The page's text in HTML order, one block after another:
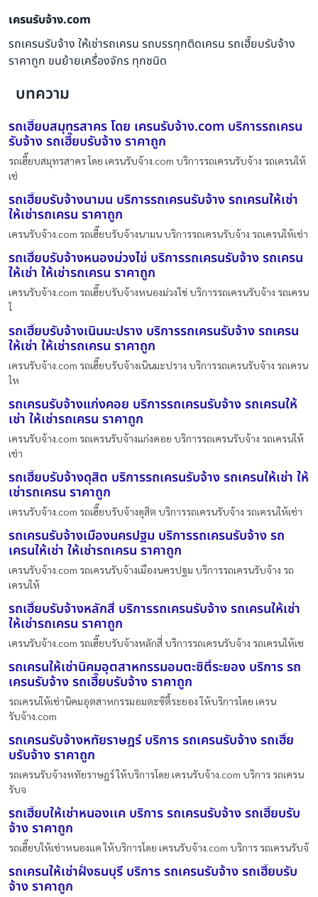
เครนรับจ้าง.com
รถเครนรับจ้าง ให้เช่ารถเครน รถบรรทุกติดเครน รถเฮี๊ยบรับจ้าง
ราคาถูก ขนย้ายเครื่องจักร ทุกชนิด
บทความ
รถเฮี๊ยบสมุทรสาคร โดย เครนรับจ้าง.com บริการรถเครน
รับจ้าง รถเฮี๊ยบรับจ้าง ราคาถูก
รถเฮี๊ยบสมุทรสาคร โดย เครนรับจ้าง.com บริการรถเครนรับจ้าง รถเครนให้
เช่
รถเฮี๊ยบรับจ้างนามน บริการรถเครนรับจ้าง รถเครนให้เช่า
ให้เช่ารถเครน ราคาถูก
เครนรับจ้าง.com รถเฮี๊ยบรับจ้างนามน บริการรถเครนรับจ้าง รถเครนให้เช่า
รถเฮี๊ยบรับจ้างหนองม่วงไข่ บริการรถเครนรับจ้าง รถเครน
ให้เช่า ให้เช่ารถเครน ราคาถูก
เครนรับจ้าง.com รถเฮี๊ยบรับจ้างหนองม่วงไข่ บริการรถเครนรับจ้าง รถเครน
ใ
รถเฮี๊ยบรับจ้างเนินมะปราง บริการรถเครนรับจ้าง รถเครน
ให้เช่า ให้เช่ารถเครน ราคาถูก
เครนรับจ้าง.com รถเฮี๊ยบรับจ้างเนินมะปราง บริการรถเครนรับจ้าง รถเครน
ให
รถเครนรับจ้างแก่งคอย บริการรถเครนรับจ้าง รถเครนให้
เช่า ให้เช่ารถเครน ราคาถูก
เครนรับจ้าง.com รถเครนรับจ้างแก่งคอย บริการรถเครนรับจ้าง รถเครนให้
เช่า
รถเฮี๊ยบรับจ้างดุสิต บริการรถเครนรับจ้าง รถเครนให้เช่า ให้
เช่ารถเครน ราคาถูก
เครนรับจ้าง.com รถเฮี๊ยบรับจ้างดุสิต บริการรถเครนรับจ้าง รถเครนให้เช่า
รถเครนรับจ้างเมืองนครปฐม บริการรถเครนรับจ้าง รถ
เครนให้เช่า ให้เช่ารถเครน ราคาถูก
เครนรับจ้าง.com รถเครนรับจ้างเมืองนครปฐม บริการรถเครนรับจ้าง รถ
เครนให้
รถเฮี๊ยบรับจ้างหลักสี่ บริการรถเครนรับจ้าง รถเครนให้เช่า
ให้เช่ารถเครน ราคาถูก
เครนรับจ้าง.com รถเฮี๊ยบรับจ้างหลักสี่ บริการรถเครนรับจ้าง รถเครนให้เช
รถเครนให้เช่านิคมอุตสาหกรรมอมตะซิตี้ระยอง บริการ รถ
เครนรับจ้าง รถเฮี๊ยบรับจ้าง ราคาถูก
รถเครนให้เช่านิคมอุตสาหกรรมอมตะซิตี้ระยอง ให้บริการโดย เครน
รับจ้าง.com
รถเครนรับจ้างหทัยราษฎร์ บริการ รถเครนรับจ้าง รถเฮี๊ย
บรับจ้าง ราคาถูก
รถเครนรับจ้างหทัยราษฎร์ ให้บริการโดย เครนรับจ้าง.com บริการ รถเครน
รับจ
รถเฮี๊ยบให้เช่าหนองเเค บริการ รถเครนรับจ้าง รถเฮี๊ยบรับ
จ้าง ราคาถูก
รถเฮี๊ยบให้เช่าหนองเเค ให้บริการโดย เครนรับจ้าง.com บริการ รถเครนรับจ้
รถเครนให้เช่าฝั่งธนบุรี บริการ รถเครนรับจ้าง รถเฮี๊ยบรับ
จ้าง ราคาถูก